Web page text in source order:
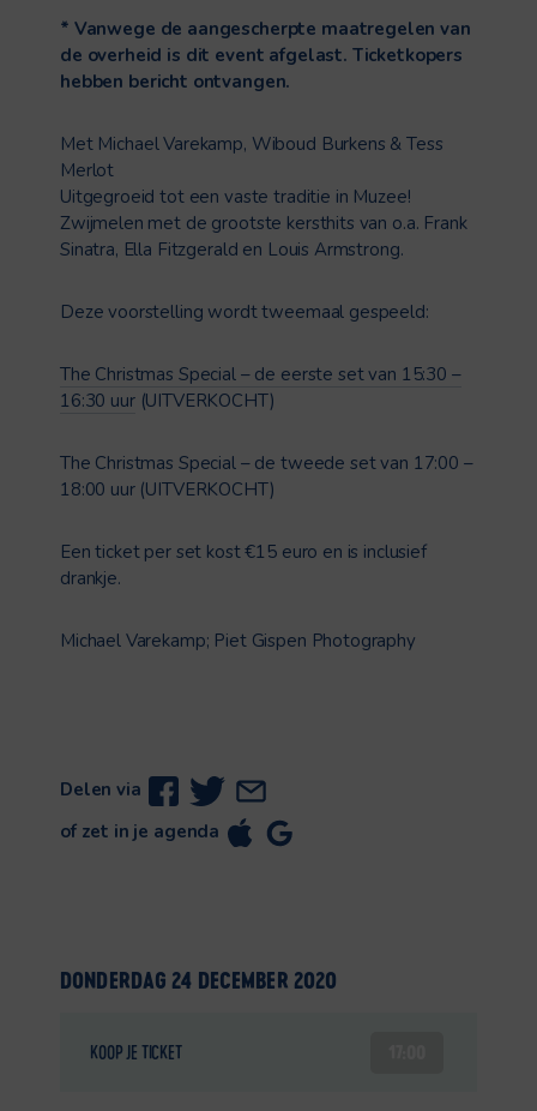
* Vanwege de aangescherpte maatregelen van
de overheid is dit event afgelast. Ticketkopers
hebben bericht ontvangen.
Met Michael Varekamp, Wiboud Burkens & Tess
Merlot
Uitgegroeid tot een vaste traditie in Muzee!
Zwijmelen met de grootste kersthits van o.a. Frank
Sinatra, Ella Fitzgerald en Louis Armstrong.
Deze voorstelling wordt tweemaal gespeeld:
The Christmas Special – de eerste set van 15:30 –
16:30 uur(UITVERKOCHT)
The Christmas Special – de tweede set van 17:00 –
18:00 uur (UITVERKOCHT)
Een ticket per set kost €15 euro en is inclusief
drankje.
Michael Varekamp; Piet Gispen Photography
Delen via
of zet in je agenda
DONDERDAG 24 DECEMBER 2020
KOOP JE TICKET